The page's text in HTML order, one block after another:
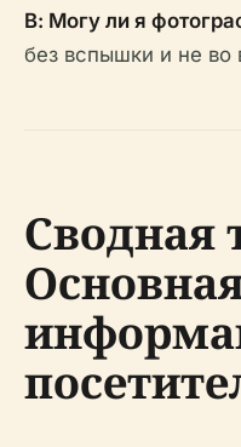
В: Могу ли я
без вспышки и не во
Сводная